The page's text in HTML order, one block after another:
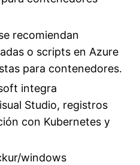
recomiendan
o scripts en Azure
para contenedores.
integra
Studio, registros
con Kubernetes y
windows